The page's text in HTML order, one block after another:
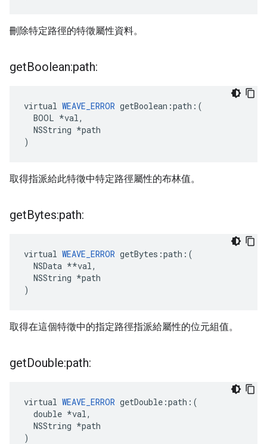
刪除特定路徑的特徵屬性資料。
getBoolean:path:
virtual WEAVE_ERROR getBoolean:path:(
  BOOL *val,
  NSString *path
)
取得指派給此特徵中特定路徑屬性的布林值。
getBytes:path:
virtual WEAVE_ERROR getBytes:path:(
  NSData **val,
  NSString *path
)
取得在這個特徵中的指定路徑指派給屬性的位元組值。
getDouble:path:
virtual WEAVE_ERROR getDouble:path:(
  double *val,
  NSString *path
)